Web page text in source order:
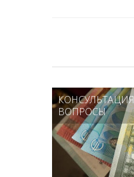
КОНСУЛЬТАЦИЯ
ВОПРОСЫ